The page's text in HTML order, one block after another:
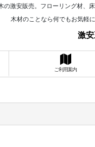
激安販売。フローリング材、
木材のことなら何でもお気軽
激
ご利用案内